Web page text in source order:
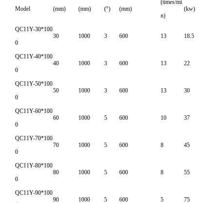
Model (mm) (mm) (°) (mm)
(times/mi
n)
(kw)
QC11Y-30*100
0
30 1000 3 600 13 18.5
QC11Y-40*100
0
40 1000 3 600 13 22
QC11Y-50*100
0
50 1000 3 600 13 30
QC11Y-60*100
0
60 1000 5 600 10 37
QC11Y-70*100
0
70 1000 5 600 8 45
QC11Y-80*100
0
80 1000 5 600 8 55
QC11Y-90*100
90 1000 5 600 5 75